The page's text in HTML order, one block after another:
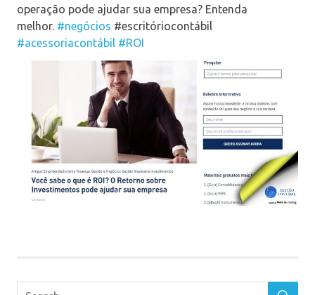
operação pode ajudar sua empresa? Entenda
melhor. #negócios #escritóriocontábil
#acessoriacontábil #ROI